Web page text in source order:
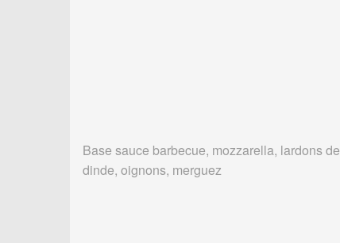
Base sauce barbecue, mozzarella, lardons de
dinde, oignons, merguez